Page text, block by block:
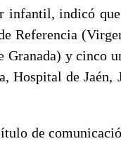
infantil, indicó
Referencia
Granada) y cinco
Hospital de
de